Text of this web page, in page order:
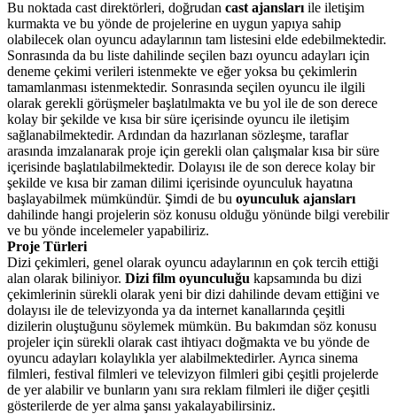
Bu noktada cast direktörleri, doğrudan cast ajansları ile iletişim
kurmakta ve bu yönde de projelerine en uygun yapıya sahip
olabilecek olan oyuncu adaylarının tam listesini elde edebilmektedir.
Sonrasında da bu liste dahilinde seçilen bazı oyuncu adayları için
deneme çekimi verileri istenmekte ve eğer yoksa bu çekimlerin
tamamlanması istenmektedir. Sonrasında seçilen oyuncu ile ilgili
olarak gerekli görüşmeler başlatılmakta ve bu yol ile de son derece
kolay bir şekilde ve kısa bir süre içerisinde oyuncu ile iletişim
sağlanabilmektedir. Ardından da hazırlanan sözleşme, taraflar
arasında imzalanarak proje için gerekli olan çalışmalar kısa bir süre
içerisinde başlatılabilmektedir. Dolayısı ile de son derece kolay bir
şekilde ve kısa bir zaman dilimi içerisinde oyunculuk hayatına
başlayabilmek mümkündür. Şimdi de bu oyunculuk ajansları
dahilinde hangi projelerin söz konusu olduğu yönünde bilgi verebilir
ve bu yönde incelemeler yapabiliriz.
Proje Türleri
Dizi çekimleri, genel olarak oyuncu adaylarının en çok tercih ettiği
alan olarak biliniyor. Dizi film oyunculuğu kapsamında bu dizi
çekimlerinin sürekli olarak yeni bir dizi dahilinde devam ettiğini ve
dolayısı ile de televizyonda ya da internet kanallarında çeşitli
dizilerin oluştuğunu söylemek mümkün. Bu bakımdan söz konusu
projeler için sürekli olarak cast ihtiyacı doğmakta ve bu yönde de
oyuncu adayları kolaylıkla yer alabilmektedirler. Ayrıca sinema
filmleri, festival filmleri ve televizyon filmleri gibi çeşitli projelerde
de yer alabilir ve bunların yanı sıra reklam filmleri ile diğer çeşitli
gösterilerde de yer alma şansı yakalayabilirsiniz.